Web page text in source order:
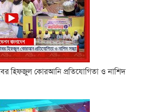
হিফজুল কোরআনি প্রতিযোগিতা ও নাশিদ